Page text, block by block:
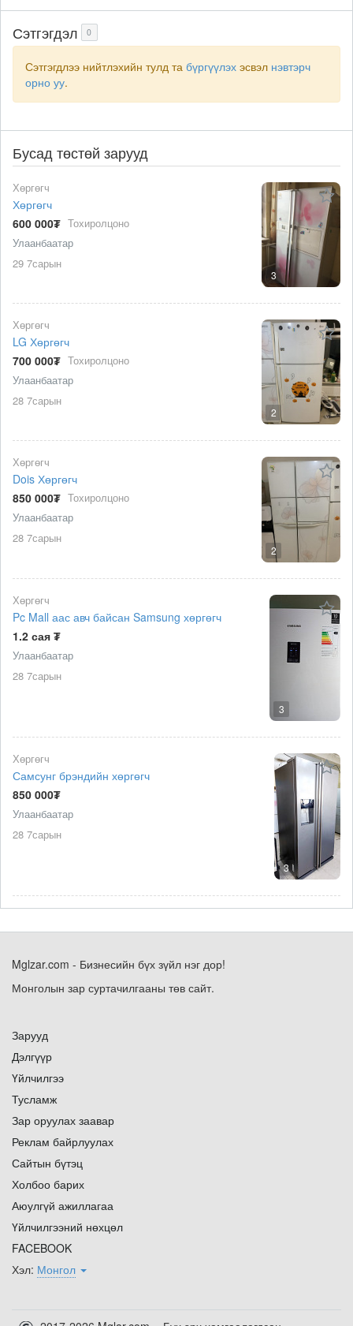
Сэтгэгдэл 0
Сэтгэгдлээ нийтлэхийн тулд та бүргүүлэх эсвэл нэвтэрч
орно уу.
Бусад төстөй зарууд
3
Хөргөгч
Хөргөгч
600 000₮ Тохиролцоно
Улаанбаатар
29 7сарын
2
Хөргөгч
LG Хөргөгч
700 000₮ Тохиролцоно
Улаанбаатар
28 7сарын
2
Хөргөгч
Dois Хөргөгч
850 000₮ Тохиролцоно
Улаанбаатар
28 7сарын
3
Хөргөгч
Pc Mall аас авч байсан Samsung хөргөгч
1.2 сая ₮
Улаанбаатар
28 7сарын
3
Хөргөгч
Самсунг брэндийн хөргөгч
850 000₮
Улаанбаатар
28 7сарын
Mglzar.com - Бизнесийн бүх зүйл нэг дор!
Монголын зар суртачилгааны төв сайт.
Зарууд
Дэлгүүр
Үйлчилгээ
Тусламж
Зар оруулах заавар
Реклам байрлуулах
Сайтын бүтэц
Холбоо барих
Аюулгүй ажиллагаа
Үйлчилгээний нөхцөл
FACEBOOK
Хэл: Монгол